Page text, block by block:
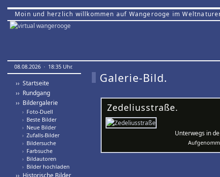
Moin und herzlich willkommen auf Wangerooge im
08.08.2026 · 18:35 Uhr.
›› Startseite
›› Rundgang
›› Bildergalerie
› Foto-Duell
› Beste Bilder
› Neue Bilder
› Zufalls-Bilder
› Bildersuche
› Farbsuche
› Bildautoren
› Bilder hochladen
›› Historische Bilder
Galerie-Bild.
Zedeliusstraße.
Unterwegs in